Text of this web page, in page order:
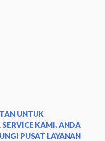
UNTUK
KAMI, ANDA
PUSAT LAYANAN